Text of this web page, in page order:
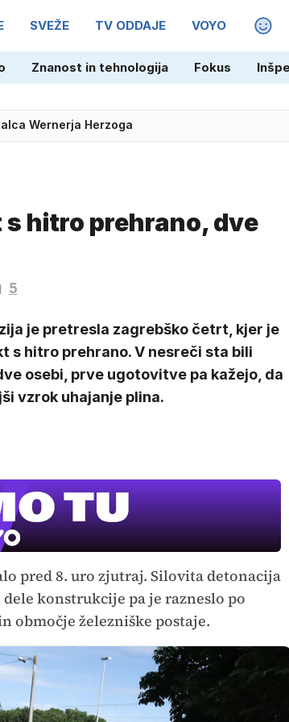
SVEŽE TV ODDAJE VOYO
Znanost in tehnologija Fokus
Wernerja Herzoga
hitro prehrano, dve
5
je pretresla zagrebško četrt, kjer je
s hitro prehrano. V nesreči sta bili
osebi, prve ugotovitve pa kažejo, da
vzrok uhajanje plina.
pred 8. uro zjutraj. Silovita detonacija
konstrukcije pa je razneslo po
območje železniške postaje.